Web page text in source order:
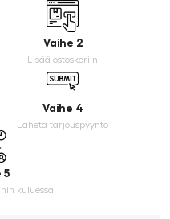
Vaihe 2
Lisää ostoskoriin
Vaihe 4
Lähetä tarjouspyyntö
5
kuluessa